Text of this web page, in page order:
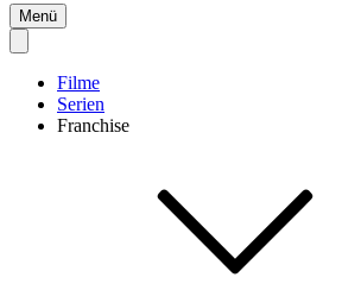
Menü
Filme
Serien
Franchise